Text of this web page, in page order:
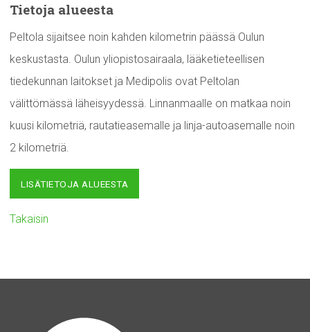
Tietoja alueesta
Peltola sijaitsee noin kahden kilometrin päässä Oulun
keskustasta. Oulun yliopistosairaala, lääketieteellisen
tiedekunnan laitokset ja Medipolis ovat Peltolan
välittömässä läheisyydessä. Linnanmaalle on matkaa noin
kuusi kilometriä, rautatieasemalle ja linja-autoasemalle noin
2 kilometriä.
LISÄTIETOJA ALUEESTA
Takaisin